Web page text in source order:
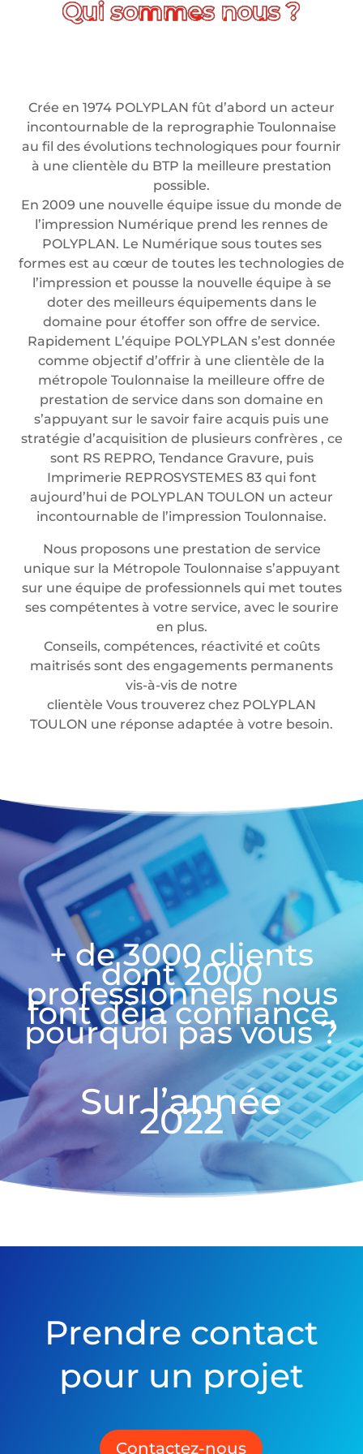
Crée en 1974 POLYPLAN fût d’abord un acteur
incontournable de la reprographie Toulonnaise
au fil des évolutions technologiques pour fournir
à une clientèle du BTP la meilleure prestation
possible.
En 2009 une nouvelle équipe issue du monde de
l’impression Numérique prend les rennes de
POLYPLAN. Le Numérique sous toutes ses
formes est au cœur de toutes les technologies de
l’impression et pousse la nouvelle équipe à se
doter des meilleurs équipements dans le
domaine pour étoffer son offre de service.
Rapidement L’équipe POLYPLAN s’est donnée
comme objectif d’offrir à une clientèle de la
métropole Toulonnaise la meilleure offre de
prestation de service dans son domaine en
s’appuyant sur le savoir faire acquis puis une
stratégie d’acquisition de plusieurs confrères , ce
sont RS REPRO, Tendance Gravure, puis
Imprimerie REPROSYSTEMES 83 qui font
aujourd’hui de POLYPLAN TOULON un acteur
incontournable de l’impression Toulonnaise.
Nous proposons une prestation de service
unique sur la Métropole Toulonnaise s’appuyant
sur une équipe de professionnels qui met toutes
ses compétentes à votre service, avec le sourire
en plus.
Conseils, compétences, réactivité et coûts
maitrisés sont des engagements permanents
vis-à-vis de notre
clientèle Vous trouverez chez POLYPLAN
TOULON une réponse adaptée à votre besoin.
+ de 3000 clients
dont 2000
professionnels nous
font déjà confiance,
pourquoi pas vous ?
Sur l’année
2022
Prendre contact
pour un projet
Contactez-nous